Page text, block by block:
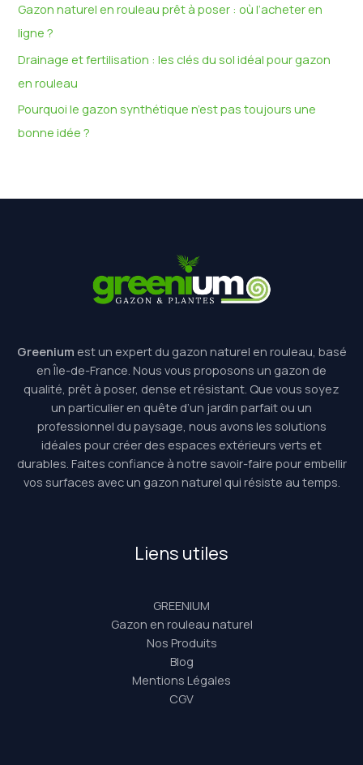
r
:
Gazon naturel en rouleau prêt à poser : où l’acheter en
ligne ?
Drainage et fertilisation : les clés du sol idéal pour gazon
en rouleau
Pourquoi le gazon synthétique n’est pas toujours une
bonne idée ?
Greenium est un expert du gazon naturel en rouleau, basé
en Île-de-France. Nous vous proposons un gazon de
qualité, prêt à poser, dense et résistant. Que vous soyez
un particulier en quête d’un jardin parfait ou un
professionnel du paysage, nous avons les solutions
idéales pour créer des espaces extérieurs verts et
durables. Faites confiance à notre savoir-faire pour embellir
vos surfaces avec un gazon naturel qui résiste au temps.
Liens utiles
GREENIUM
Gazon en rouleau naturel
Nos Produits
Blog
Mentions Légales
CGV